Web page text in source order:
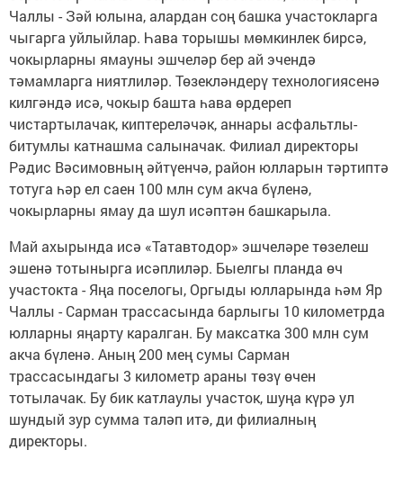
Чаллы - Зәй юлына, алардан соң башка участокларга
чыгарга уйлыйлар. Һава торышы мөмкинлек бирсә,
чокырларны ямауны эшчеләр бер ай эчендә
тәмамларга ниятлиләр. Төзекләндерү технологиясенә
килгәндә исә, чокыр башта һава өрдереп
чистартылачак, киптереләчәк, аннары асфальтлы-
битумлы катнашма салыначак. Филиал директоры
Рәдис Вәсимовның әйтүенчә, район юлларын тәртиптә
тотуга һәр ел саен 100 млн сум акча бүленә,
чокырларны ямау да шул исәптән башкарыла.
Май ахырында исә «Татавтодор» эшчеләре төзелеш
эшенә тотынырга исәплиләр. Быелгы планда өч
участокта - Яңа поселогы, Оргыды юлларында һәм Яр
Чаллы - Сарман трассасында барлыгы 10 километрда
юлларны яңарту каралган. Бу максатка 300 млн сум
акча бүленә. Аның 200 мең сумы Сарман
трассасындагы 3 километр араны төзү өчен
тотылачак. Бу бик катлаулы участок, шуңа күрә ул
шундый зур сумма таләп итә, ди филиалның
директоры.